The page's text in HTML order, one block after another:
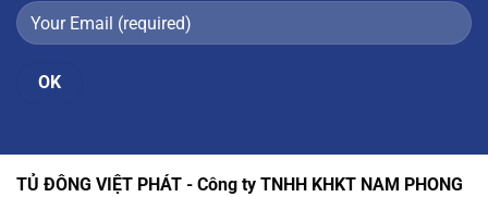
TỦ ĐÔNG VIỆT PHÁT - Công ty TNHH KHKT NAM PHONG